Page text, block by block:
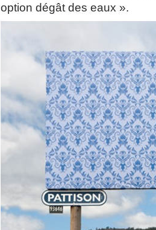
option dégât des eaux ».